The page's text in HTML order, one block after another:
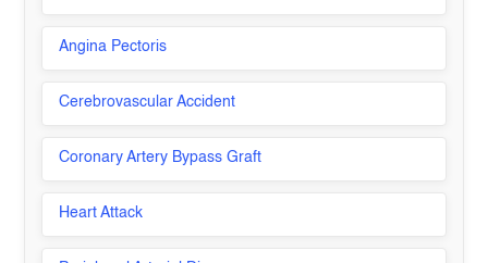
Angina Pectoris
Cerebrovascular Accident
Coronary Artery Bypass Graft
Heart Attack